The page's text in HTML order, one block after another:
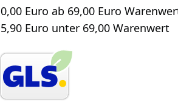
0,00 Euro ab 69,00 Euro
5,90 Euro unter 69,00 Warenwert